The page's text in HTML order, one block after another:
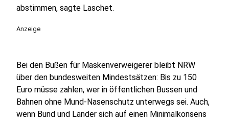
abstimmen, sagte Laschet.
Anzeige
Bei den Bußen für Maskenverweigerer bleibt NRW
über den bundesweiten Mindestsätzen: Bis zu 150
Euro müsse zahlen, wer in öffentlichen Bussen und
Bahnen ohne Mund-Nasenschutz unterwegs sei. Auch,
wenn Bund und Länder sich auf einen Minimalkonsens